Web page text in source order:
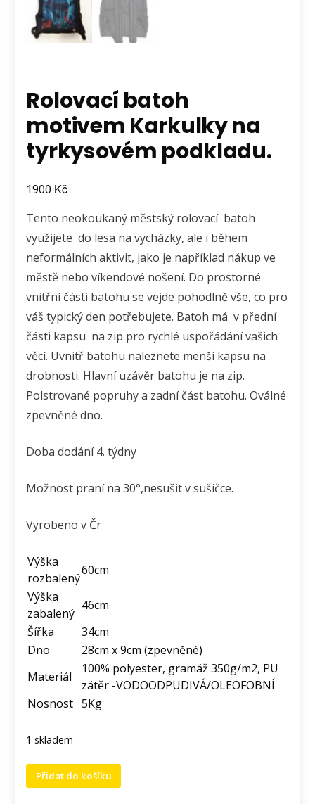
Rolovací batoh
motivem Karkulky na
tyrkysovém podkladu.
1900 Kč
Tento neokoukaný městský rolovací batoh
využijete do lesa na vycházky, ale i během
neformálních aktivit, jako je například nákup ve
městě nebo víkendové nošení. Do prostorné
vnitřní části batohu se vejde pohodlně vše, co pro
váš typický den potřebujete. Batoh má v přední
části kapsu na zip pro rychlé uspořádání vašich
věcí. Uvnitř batohu naleznete menší kapsu na
drobnosti. Hlavní uzávěr batohu je na zip.
Polstrované popruhy a zadní část batohu. Oválné
zpevněné dno.
Doba dodání 4. týdny
Možnost praní na 30°,nesušit v sušičce.
Vyrobeno v Čr
Výška
rozbalený
60cm
Výška
zabalený
46cm
Šířka
34cm
Dno
28cm x 9cm (zpevněné)
Materiál
100% polyester, gramáž 350g/m2, PU
zátěr -VODOODPUDIVÁ/OLEOFOBNÍ
Nosnost 5Kg
1 skladem
Rolovací
batoh
Přidat do košíku